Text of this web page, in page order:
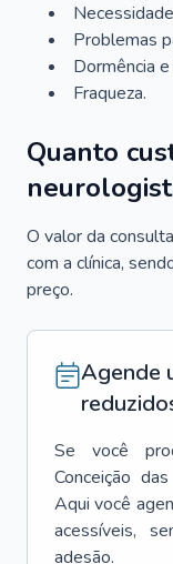
Problemas
Dormência
Fraqueza.
Quanto
O valor da
com a clínica,
preço.
Agende
Se você
Conceição
Aqui você
acessíveis,
adesão.